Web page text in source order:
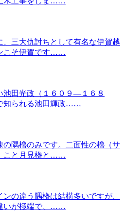
三大仇討ちとして有名な伊賀越
こそ伊賀です……
池田光政（１６０９―１６８
知られる池田輝政……
の隅櫓のみです。二面性の櫓（サ
こと月見櫓と……
の違う隅櫓は結構多いですが、
いが極端で、……